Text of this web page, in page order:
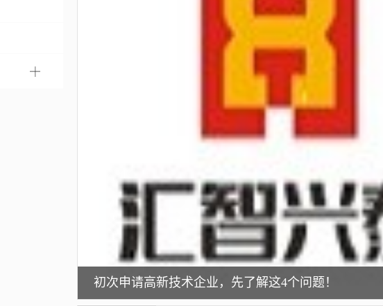
初次申请高新技术企业，先了解这4个问题！